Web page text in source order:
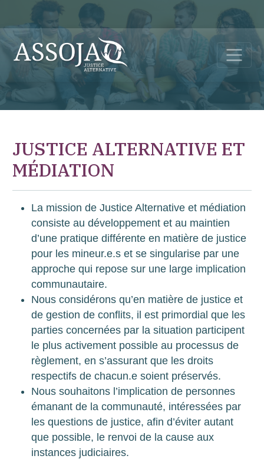
JUSTICE ALTERNATIVE ET
MÉDIATION
La mission de Justice Alternative et médiation
consiste au développement et au maintien
d’une pratique différente en matière de justice
pour les mineur.e.s et se singularise par une
approche qui repose sur une large implication
communautaire.
Nous considérons qu’en matière de justice et
de gestion de conflits, il est primordial que les
parties concernées par la situation participent
le plus activement possible au processus de
règlement, en s’assurant que les droits
respectifs de chacun.e soient préservés.
Nous souhaitons l’implication de personnes
émanant de la communauté, intéressées par
les questions de justice, afin d’éviter autant
que possible, le renvoi de la cause aux
instances judiciaires.